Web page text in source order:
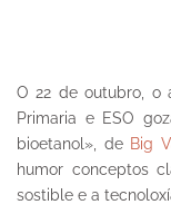
O 22 de outubro, o
Primaria e ESO
bioetanol», de Big
humor conceptos
sostible e a